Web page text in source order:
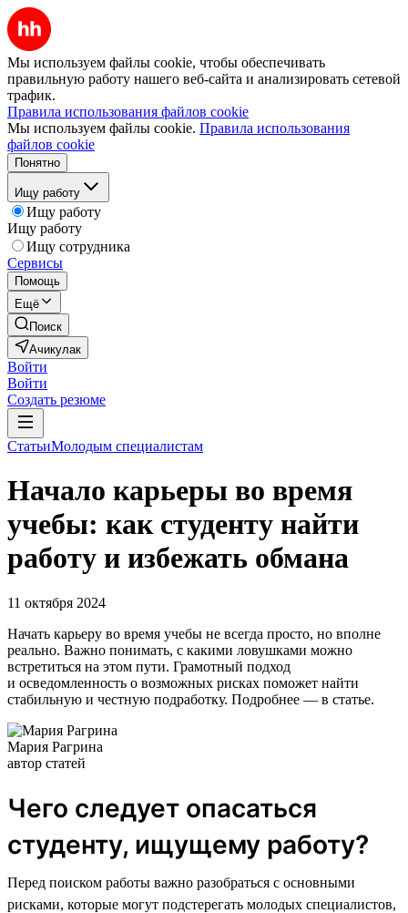
Мы используем файлы cookie, чтобы обеспечивать
правильную работу нашего веб-сайта и анализировать сетевой
трафик.
Правила использования файлов cookie
Мы используем файлы cookie. Правила использования
файлов cookie
Понятно
Ищу работу
Ищу работу
Ищу работу
Ищу сотрудника
Сервисы
Помощь
Ещё
Поиск
Ачикулак
Войти
Войти
Создать резюме
СтатьиМолодым специалистам
Начало карьеры во время
учебы: как студенту найти
работу и избежать обмана
11 октября 2024
Начать карьеру во время учебы не всегда просто, но вполне
реально. Важно понимать, с какими ловушками можно
встретиться на этом пути. Грамотный подход
и осведомленность о возможных рисках поможет найти
стабильную и честную подработку. Подробнее — в статье.
Мария Рагрина
автор статей
Чего следует опасаться
студенту, ищущему работу?
Перед поиском работы важно разобраться с основными
рисками, которые могут подстерегать молодых специалистов,